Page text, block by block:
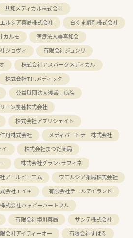
共和メディカル株式会社
ルシア薬局株式会社
白くま調剤株式会社
カルモ
医療法人美喜和会
ジョヴィ
有限会社ジュンリ
株式会社アスパークメディカル
株式会社T.H.メディック
公益財団法人浅香山病院
ーン廣甚株式会社
株式会社アプリシェイト
丹株式会社
メディパートナー株式会社
イ
株式会社まつだ薬局
株式会社グラン・ラフィネ
アールピーエム
ウエルシア薬局株式会社
会社エイキ
有限会社テールアイランド
株式会社ハッピーハートフル
有限会社境川薬局
サンテ株式会社
会社アイティーオー
有限会社すばる